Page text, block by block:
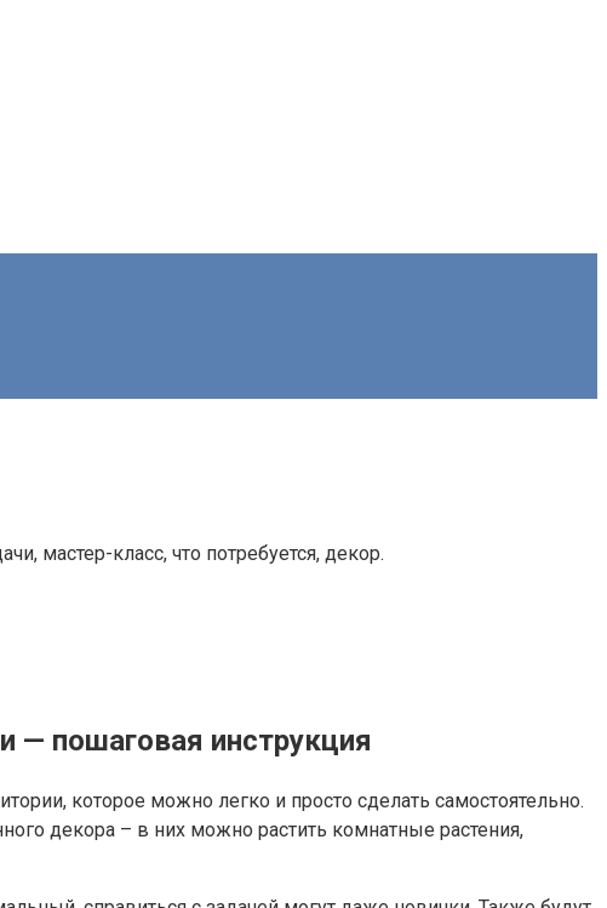
мастер-класс, что потребуется, декор.
— пошаговая инструкция
которое можно легко и просто сделать самостоятельно.
декора – в них можно растить комнатные растения,